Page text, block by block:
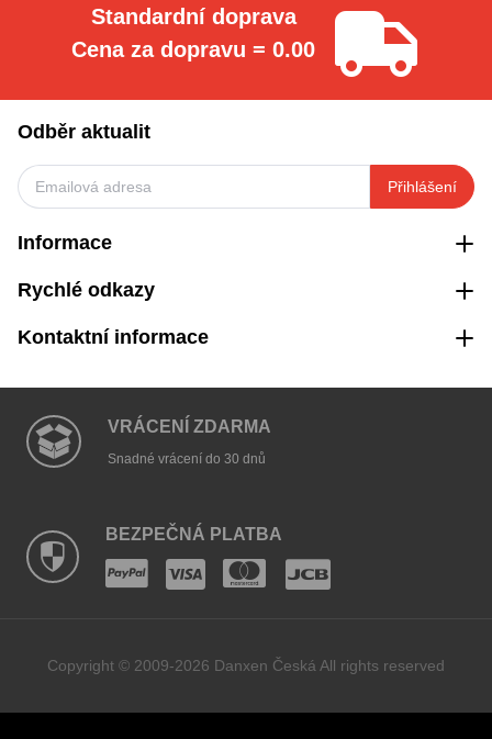
Standardní doprava
Cena za dopravu = 0.00
Odběr aktualit
Přihlášení
Informace
Rychlé odkazy
Kontaktní informace
VRÁCENÍ ZDARMA
Snadné vrácení do 30 dnů
BEZPEČNÁ PLATBA
Copyright © 2009-2026 Danxen Česká All rights reserved